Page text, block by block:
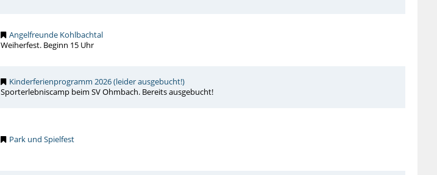
Angelfreunde Kohlbachtal
Weiherfest. Beginn 15 Uhr
Kinderferienprogramm 2026 (leider ausgebucht!)
Sporterlebniscamp beim SV Ohmbach. Bereits ausgebucht!
Park und Spielfest